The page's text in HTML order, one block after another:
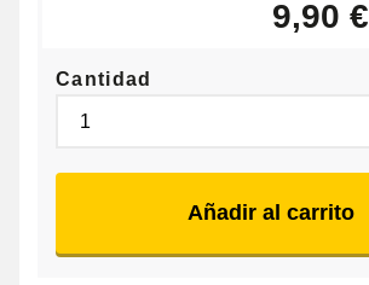
9,90 €
Cantidad
Añadir al carrito